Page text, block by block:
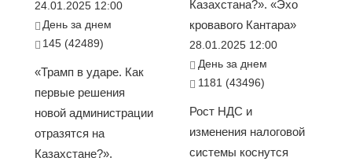
24.01.2025 12:00
День за днем
145 (42489)
«Трамп в ударе. Как
первые решения
новой администрации
отразятся на
Казахстане?».
Казахстана?». «Эхо
кровавого Кантара»
28.01.2025 12:00
День за днем
1181 (43496)
Рост НДС и
изменения налоговой
системы коснутся